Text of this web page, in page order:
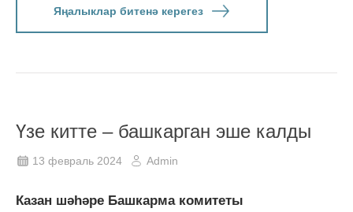
Яңалыклар битенә керегез
Үзе китте – башкарган эше калды
13 февраль 2024 Admin
Казан шәһәре Башкарма комитеты